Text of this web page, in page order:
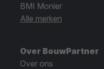
BMI Monier
Alle merken
Over BouwPartner
Over ons